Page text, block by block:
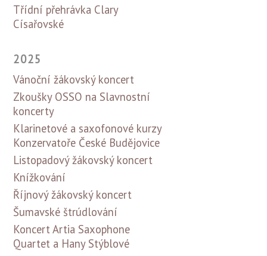
Třídní přehrávka Clary
Císařovské
2025
Vánoční žákovský koncert
Zkoušky OSSO na Slavnostní
koncerty
Klarinetové a saxofonové kurzy
Konzervatoře České Budějovice
Listopadový žákovský koncert
Knížkování
Říjnový žákovský koncert
Šumavské štrúdlování
Koncert Artia Saxophone
Quartet a Hany Stýblové